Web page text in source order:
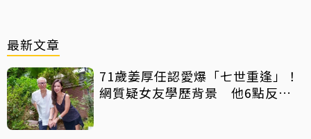
最新文章
71歲姜厚任認愛爆「七世重逢」！
網質疑女友學歷背景 他6點反